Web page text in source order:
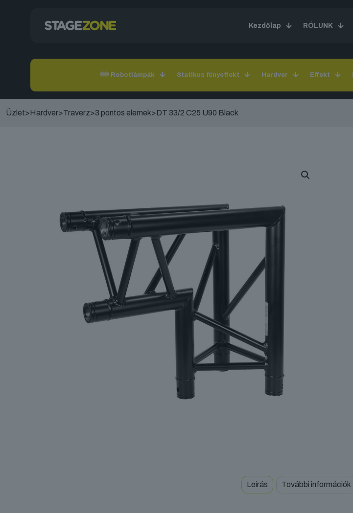
Kezdőlap RÓLUNK
Robotlámpák Statikus fényeffekt Hardver Effekt
Üzlet>Hardver>Traverz>3 pontos elemek>DT 33/2 C25 U90 Black
Leírás További információk